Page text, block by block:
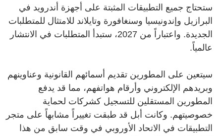
ستحتاج جميع التطبيقات المثبتة على أجهزة أندرويد في
البرازيل وإندونيسيا وسنغافورة وتايلاند للامتثال للمتطلبات
الجديدة. واعتباراً من 2027، ستبدأ المتطلبات في الانتشار
عالمياً.
سيتعين على المطورين تقديم أسمائهم القانونية وعناوينهم
وبريدهم الإلكتروني وأرقام هواتفهم، مما قد يدفع
المطورين المستقلين للتسجيل كشركات لحماية
خصوصيتهم. وكانت أبل قد طبقت تغييراً مشابهاً على متجر
التطبيقات في الاتحاد الأوروبي في وقت سابق من هذا